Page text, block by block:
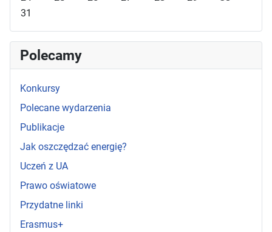
i
c
ą
31
Polecamy
Konkursy
Polecane wydarzenia
Publikacje
Jak oszczędzać energię?
Uczeń z UA
Prawo oświatowe
Przydatne linki
Erasmus+